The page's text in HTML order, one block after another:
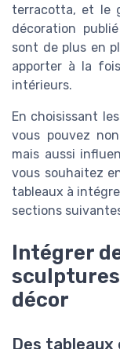
terracotta, et le
décoration
sont de plus en
apporter à la
intérieurs.
En choisissant
vous pouvez
mais aussi
vous souhaitez
tableaux à
sections
Intégrer
décor
Des